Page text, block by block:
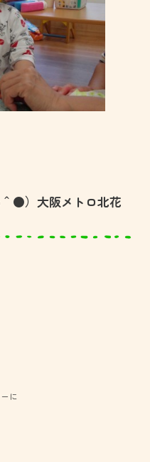
●）大阪メトロ北花
に